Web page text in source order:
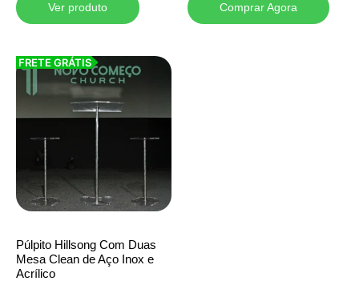
Ver produto Comprar Agora
FRETE GRÁTIS
Púlpito Hillsong Com Duas
Mesa Clean de Aço Inox e
Acrílico